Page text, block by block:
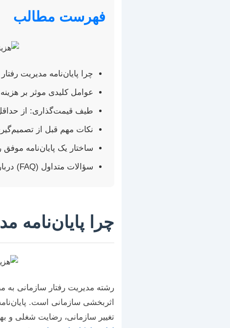
فهرست مطالب
چرا پایان‌نامه مدیریت
عوامل کلیدی موثر بر هزینه
طیف قیمت‌گذاری: از حداقل
نکات مهم قبل از
ساختار یک پایان‌نامه
سؤالات متداول (FAQ) درباره هزینه پایان‌نامه
چرا پایان‌نامه
رشته مدیریت رفتار سازمانی به
اثربخشی سازمانی است.
تغییر سازمانی، رضایت شغلی و